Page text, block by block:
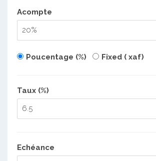
Acompte
Poucentage (%) Fixed ( xaf)
Taux (%)
Echéance